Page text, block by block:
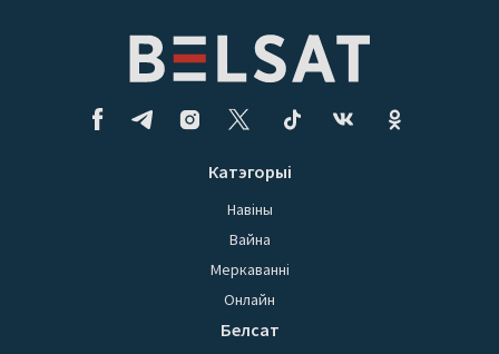
Катэгорыі
Навіны
Вайна
Меркаванні
Онлайн
Белсат